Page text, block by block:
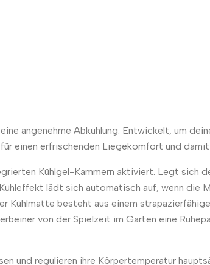
angenehme Abkühlung. Entwickelt, um
einen erfrischenden Liegekomfort und damit
Kühlgel-Kammern aktiviert. Legt sich
lädt sich automatisch auf, wenn die
Kühlmatte besteht aus einem
von der Spielzeit im Garten eine
und regulieren ihre Körpertemperatur